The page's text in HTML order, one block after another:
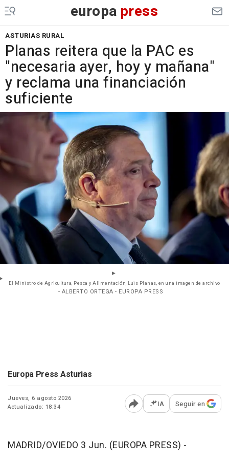
europa press
ASTURIAS RURAL
Planas reitera que la PAC es
"necesaria ayer, hoy y mañana"
y reclama una financiación
suficiente
El Ministro de Agricultura, Pesca y Alimentación, Luis Planas, en una imagen de archivo
- ALBERTO ORTEGA - EUROPA PRESS
Europa Press Asturias
Jueves, 6 agosto 2026
Actualizado: 18:34
Abrir opciones para
IA Seguir en
MADRID/OVIEDO 3 Jun. (EUROPA PRESS) -